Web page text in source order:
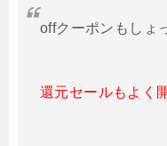
offクーポンもしょ
還元セールもよく